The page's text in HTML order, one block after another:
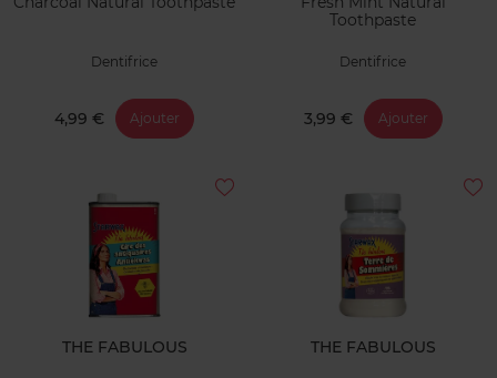
Dentifrice
4,99 € Ajouter
Toothpaste
Dentifrice
3,99 € Ajouter
THE FABULOUS THE FABULOUS